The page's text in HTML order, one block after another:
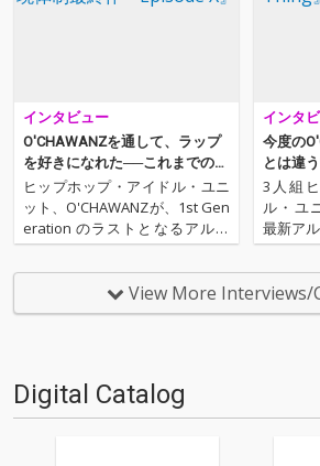
インタビュー
O'CHAWANZを通して、ラップ
を好きになれた──これまでの集
大成となる、現体制最終作『Epi
sode X』
ヒップホップ・アイドル・ユニ
ット、O'CHAWANZが、1st Gen
eration のラストとなるアルバ
ム『Episode X』をリリース。
これまでの集大成となる今作に
は、ほとんど新メンバーみたい
な動きをしているサポートメン
インタ
今度の
とは違
The
た新境地
3人組
ル・ユ
最新ア
ng』を
が揃っ
s』とは
レッシ
View More Interviews/
Digital Catalog